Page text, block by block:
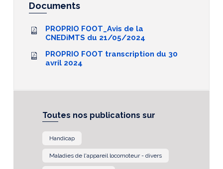
Documents
PROPRIO FOOT_Avis de la
CNEDiMTS du 21/05/2024
PROPRIO FOOT transcription du 30
avril 2024
Toutes nos publications sur
Handicap
Maladies de l'appareil locomoteur - divers